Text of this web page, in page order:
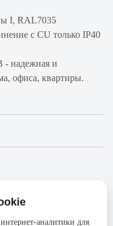
I, RAL7035
с CU только IP40
- надежная и
офиса, квартиры.
отличаться от реального
аналитики для